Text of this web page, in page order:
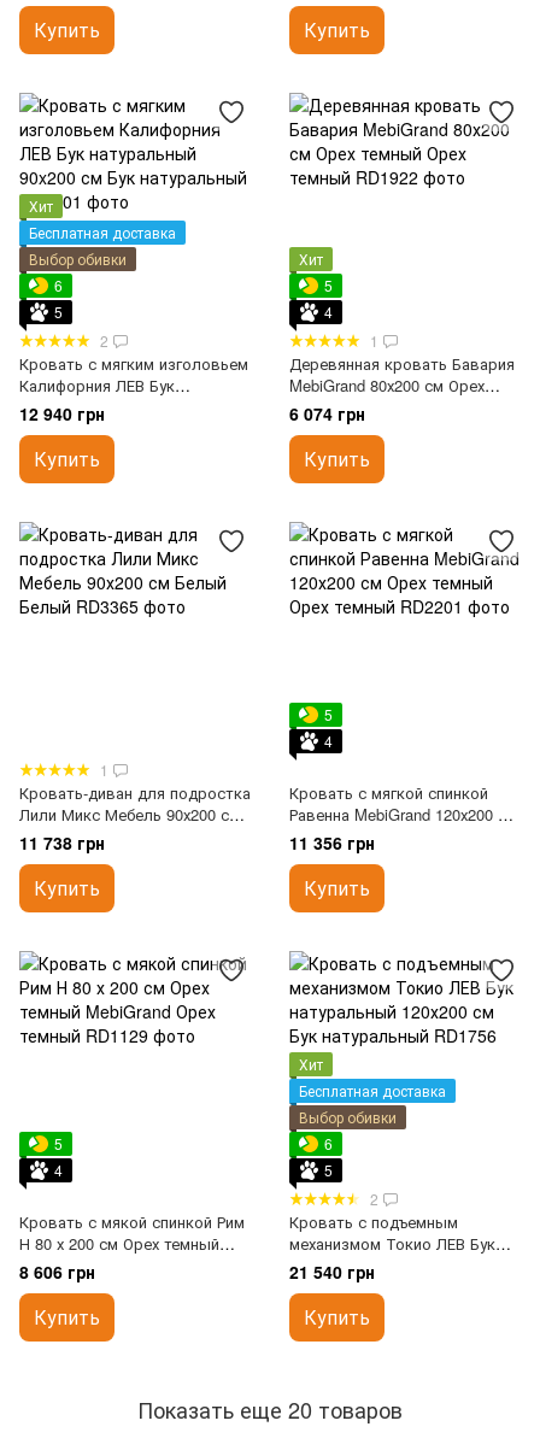
Купить Купить
Хит
Бесплатная доставка
Выбор обивки
6
5
2
Кровать с мягким изголовьем
Калифорния ЛЕВ Бук
натуральный 90x200 см
12 940 грн
Купить
Хит
5
4
1
Деревянная кровать Бавария
MebiGrand 80х200 см Орех
темный
6 074 грн
Купить
1
Кровать-диван для подростка
Лили Микс Мебель 90х200 см
Белый
11 738 грн
Купить
5
4
Кровать с мягкой спинкой
Равенна MebiGrand 120х200 см
Орех темный
11 356 грн
Купить
5
4
Кровать с мякой спинкой Рим
Н 80 х 200 см Орех темный
MebiGrand
8 606 грн
Купить
Хит
Бесплатная доставка
Выбор обивки
6
5
2
Кровать с подъемным
механизмом Токио ЛЕВ Бук
натуральный 120х200 см
21 540 грн
Купить
Показать еще 20 товаров